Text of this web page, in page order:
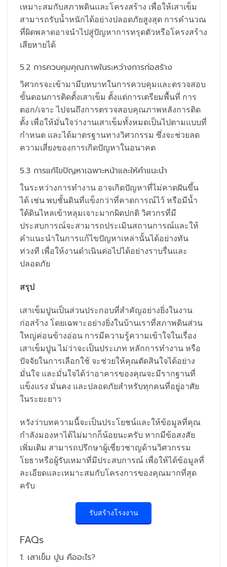
เหมาะสมกับสภาพดินและโครงสร้าง เพื่อให้เสาเข็ม
สามารถรับน้ำหนักได้อย่างปลอดภัยสูงสุด การคำนวณ
ที่ผิดพลาดอาจนำไปสู่ปัญหาการทรุดตัวหรือโครงสร้าง
เสียหายได้
5.2 การควบคุมคุณภาพในระหว่างการก่อสร้าง
วิศวกรจะเข้ามามีบทบาทในการควบคุมและตรวจสอบ
ขั้นตอนการติดตั้งเสาเข็ม ตั้งแต่การเตรียมพื้นที่ การ
ตอก/เจาะ ไปจนถึงการตรวจสอบคุณภาพหลังการติด
ตั้ง เพื่อให้มั่นใจว่างานเสาเข็มทั้งหมดเป็นไปตามแบบที่
กำหนด และได้มาตรฐานทางวิศวกรรม ซึ่งจะช่วยลด
ความเสี่ยงของการเกิดปัญหาในอนาคต
5.3 การแก้ไขปัญหาเฉพาะหน้าและให้คำแนะนำ
ในระหว่างการทำงาน อาจเกิดปัญหาที่ไม่คาดฝันขึ้น
ได้ เช่น พบชั้นดินที่แข็งกว่าที่คาดการณ์ไว้ หรือมีน้ำ
ใต้ดินไหลเข้าหลุมเจาะมากผิดปกติ วิศวกรที่มี
ประสบการณ์จะสามารถประเมินสถานการณ์และให้
คำแนะนำในการแก้ไขปัญหาเหล่านั้นได้อย่างทัน
ท่วงที เพื่อให้งานดำเนินต่อไปได้อย่างราบรื่นและ
ปลอดภัย
สรุป
เสาเข็มปูนเป็นส่วนประกอบที่สำคัญอย่างยิ่งในงาน
ก่อสร้าง โดยเฉพาะอย่างยิ่งในบ้านเราที่สภาพดินส่วน
ใหญ่ค่อนข้างอ่อน การมีความรู้ความเข้าใจในเรื่อง
เสาเข็มปูน ไม่ว่าจะเป็นประเภท หลักการทำงาน หรือ
ปัจจัยในการเลือกใช้ จะช่วยให้คุณตัดสินใจได้อย่าง
มั่นใจ และมั่นใจได้ว่าอาคารของคุณจะมีรากฐานที่
แข็งแรง มั่นคง และปลอดภัยสำหรับทุกคนที่อยู่อาศัย
ในระยะยาว
หวังว่าบทความนี้จะเป็นประโยชน์และให้ข้อมูลที่คุณ
กำลังมองหาได้ไม่มากก็น้อยนะครับ หากมีข้อสงสัย
เพิ่มเติม สามารถปรึกษาผู้เชี่ยวชาญด้านวิศวกรรม
โยธาหรือผู้รับเหมาที่มีประสบการณ์ เพื่อให้ได้ข้อมูลที่
ละเอียดและเหมาะสมกับโครงการของคุณมากที่สุด
ครับ
รับสร้างโรงงาน
FAQs
1. เสาเข็ม ปูน คืออะไร?